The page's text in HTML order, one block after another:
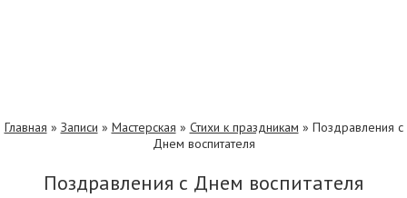
Главная » Записи » Мастерская » Стихи к праздникам » Поздравления с
Днем воспитателя
Поздравления с Днем воспитателя